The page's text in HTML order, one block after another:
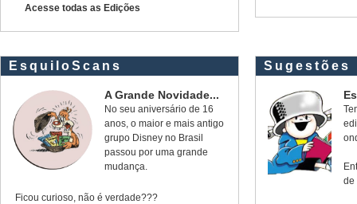
Acesse todas as Edições
EsquiloScans
A Grande Novidade...
No seu aniversário de 16
anos, o maior e mais antigo
grupo Disney no Brasil
passou por uma grande
mudança.
Ficou curioso, não é verdade???
Sugestões
de